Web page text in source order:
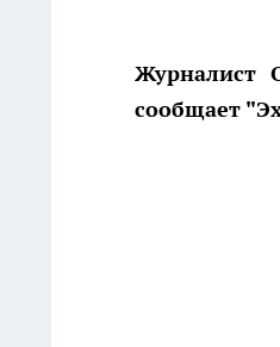
Журналист
сообщает